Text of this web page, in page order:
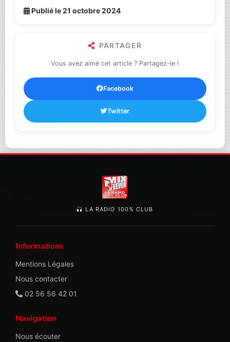
Publié le 21 octobre 2024
PARTAGER
Vous avez aimé cet article ? Partagez-le !
Facebook
Twitter
LA RADIO 100% CLUB
Informations
Mentions Légales
Nous contacter
02 56 56 42 01
Navigation
Nous écouter